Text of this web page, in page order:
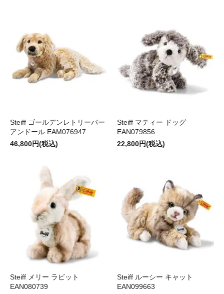
Steiff ゴールデンレトリーバー
アンドール EAM076947
46,800円(税込)
Steiff マティー ドッグ
EAN079856
22,800円(税込)
Steiff メリー ラビット
EAN080739
Steiff ルーシー キャット
EAN099663